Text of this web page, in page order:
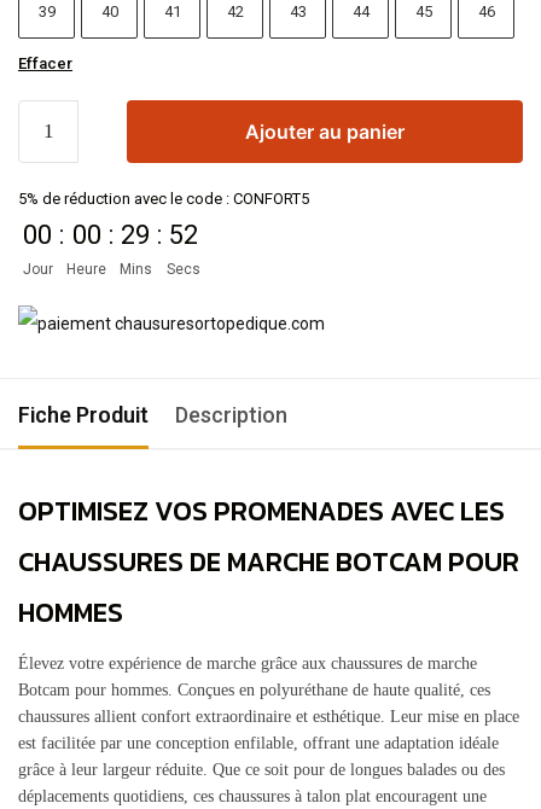
39 40 41 42 43 44 45 46
Effacer
Ajouter au panier
5% de réduction avec le code : CONFORT5
00
Jour
: 00
Heure
: 29
Mins
: 52
Secs
Fiche Produit Description
OPTIMISEZ VOS PROMENADES AVEC LES
CHAUSSURES DE MARCHE BOTCAM POUR
HOMMES
Élevez votre expérience de marche grâce aux chaussures de marche
Botcam pour hommes. Conçues en polyuréthane de haute qualité, ces
chaussures allient confort extraordinaire et esthétique. Leur mise en place
est facilitée par une conception enfilable, offrant une adaptation idéale
grâce à leur largeur réduite. Que ce soit pour de longues balades ou des
déplacements quotidiens, ces chaussures à talon plat encouragent une